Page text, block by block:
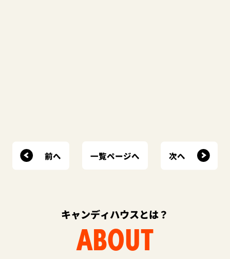
前へ 一覧ページへ 次へ
キャンディハウスとは？
ABOUT